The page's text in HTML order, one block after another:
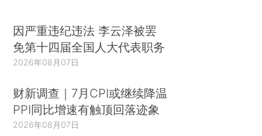
因严重违纪违法 李云泽被罢
免第十四届全国人大代表职务
2026年08月07日
财新调查｜7月CPI或继续降温
PPI同比增速有触顶回落迹象
2026年08月07日